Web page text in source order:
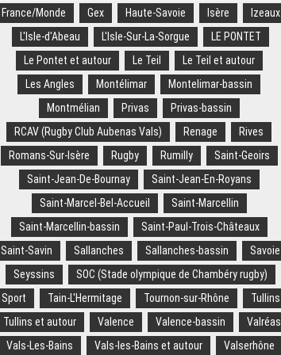
France/Monde
Gex Haute-Savoie Isère
Izeaux
L'Isle-d'Abeau
L'Isle-Sur-La-Sorgue
LE PONTET
Le Pontet et autour
Le Teil
Le Teil et autour
Les Angles
Montélimar
Montelimar-bassin
Montmélian
Privas
Privas-bassin
RCAV (Rugby Club Aubenas Vals)
Renage
Rives
Romans-Sur-Isère
Rugby Rumilly
Saint-Geoirs
Saint-Jean-De-Bournay
Saint-Jean-En-Royans
Saint-Marcel-Bel-Accueil
Saint-Marcellin
Saint-Marcellin-bassin
Saint-Paul-Trois-Châteaux
Saint-Savin
Sallanches Sallanches-bassin
Savoie
Seyssins
SOC (Stade olympique de Chambéry rugby)
Sport
Tain-L'Hermitage Tournon-sur-Rhône
Tullins
Tullins et autour
Valence Valence-bassin
Valréas
Vals-Les-Bains
Vals-les-Bains et autour Valserhône